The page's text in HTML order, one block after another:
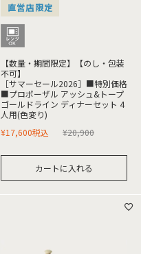
直営店限定
【数量・期間限定】【のし・包装
不可】
［サマーセール2026］■特別価格
■プロポーザル アッシュ&トープ
ゴールドライン ディナーセット 4
人用(色変り)
¥20,900
¥17,600税込
カートに入れる